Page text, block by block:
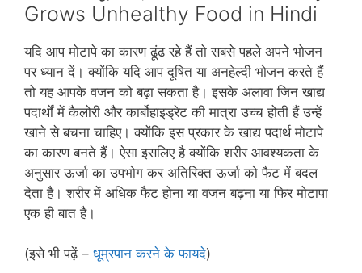
Grows Unhealthy Food in Hindi
यदि आप मोटापे का कारण ढूंढ रहे हैं तो सबसे पहले अपने भोजन
पर ध्‍यान दें। क्‍योंकि यदि आप दूषित या अनहेल्‍दी भोजन करते हैं
तो यह आपके वजन को बढ़ा सकता है। इसके अलावा जिन खाद्य
पदार्थों में कैलोरी और कार्बोहाइड्रेट की मात्रा उच्‍च होती हैं उन्‍हें
खाने से बचना चाहिए। क्‍योंकि इस प्रकार के खाद्य पदार्थ मोटापे
का कारण बनते हैं। ऐसा इसलिए है क्‍योंकि शरीर आवश्‍यकता के
अनुसार ऊर्जा का उपभोग कर अतिरिक्‍त ऊर्जा को फैट में बदल
देता है। शरीर में अधिक फैट होना या वजन बढ़ना या फिर मोटापा
एक ही बात है।
(इसे भी पढ़ें – धूम्रपान करने के फायदे)